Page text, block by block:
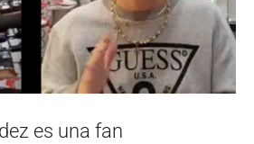
es una fan